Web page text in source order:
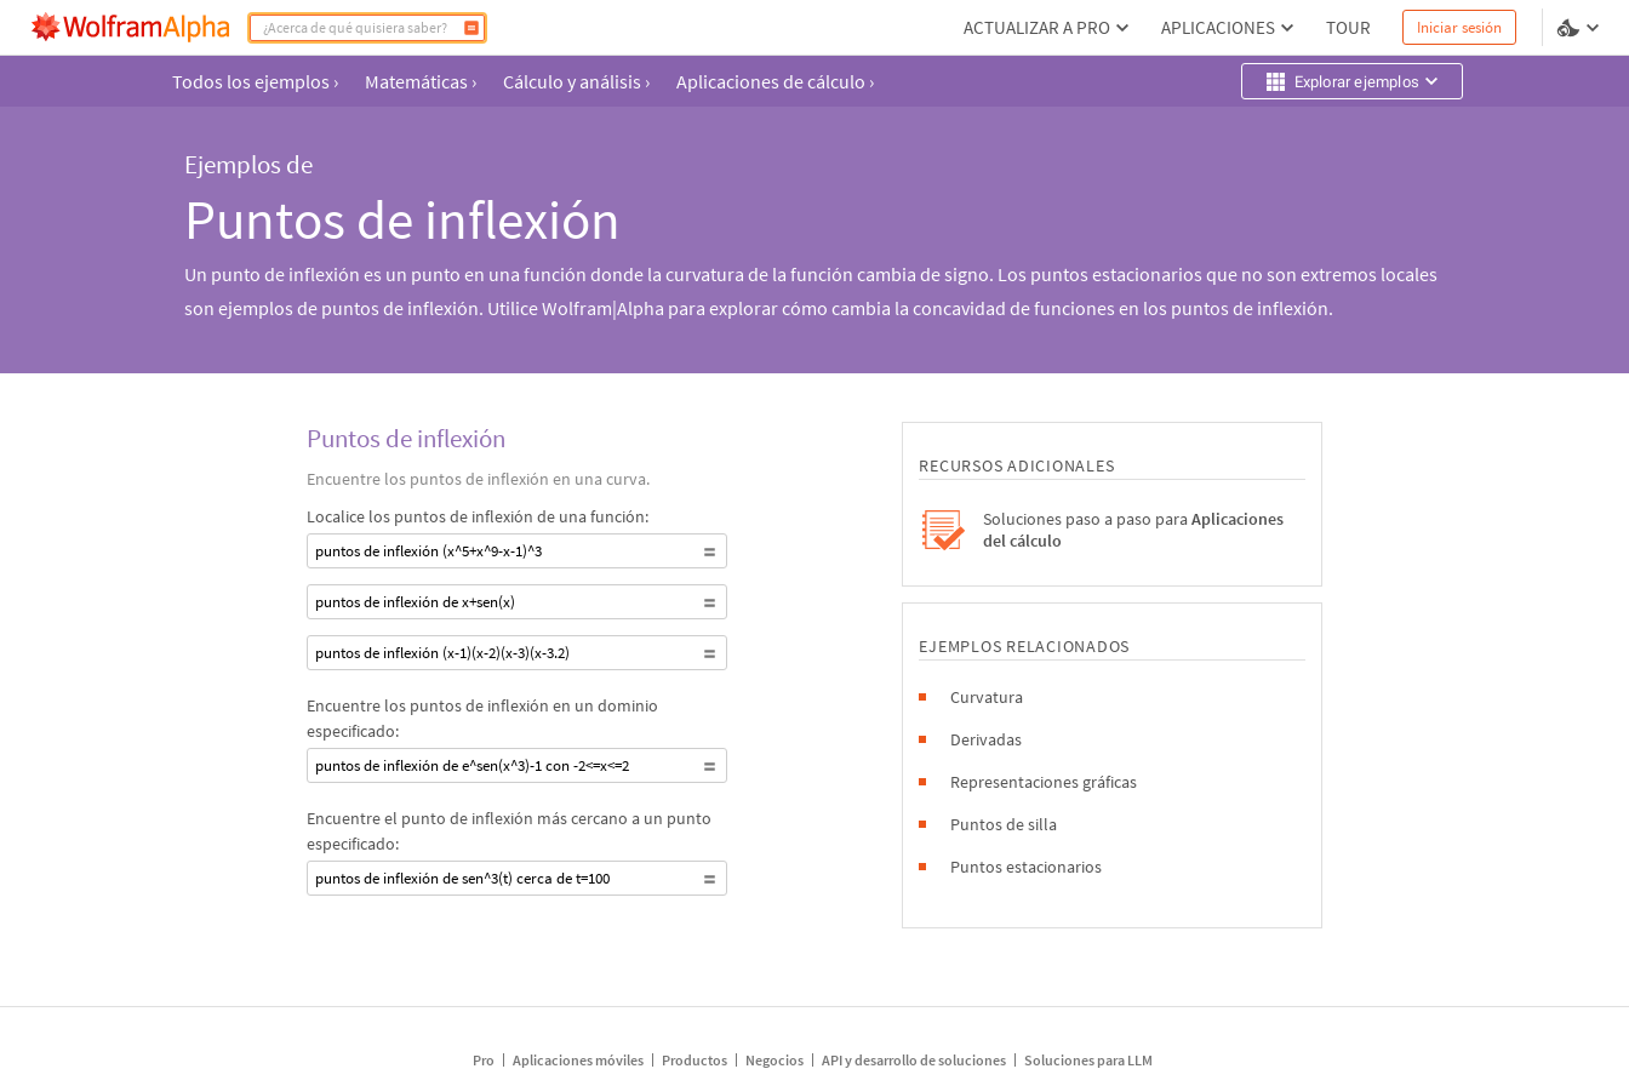
ACTUALIZAR A PRO APLICACIONES TOUR Iniciar sesión
Todos los ejemplos › Matemáticas › Cálculo y análisis › Aplicaciones de cálculo › Explorar ejemplos
Ejemplos de
Puntos de inflexión
Un punto de inflexión es un punto en una función donde la curvatura de la función cambia de signo. Los puntos estacionarios que no son extremos locales
son ejemplos de puntos de inflexión. Utilice Wolfram|Alpha para explorar cómo cambia la concavidad de funciones en los puntos de inflexión.
Puntos de inflexión
Encuentre los puntos de inflexión en una curva.
Localice los puntos de inflexión de una función:
puntos de inflexión (x^5+x^9-x-1)^3
puntos de inflexión de x+sen(x)
puntos de inflexión (x-1)(x-2)(x-3)(x-3.2)
Encuentre los puntos de inflexión en un dominio
especificado:
puntos de inflexión de e^sen(x^3)-1 con -2<=x<=2
Encuentre el punto de inflexión más cercano a un punto
especificado:
puntos de inflexión de sen^3(t) cerca de t=100
RECURSOS ADICIONALES
Soluciones paso a paso paraAplicaciones
del cálculo
EJEMPLOS RELACIONADOS
Curvatura
Derivadas
Representaciones gráficas
Puntos de silla
Puntos estacionarios
Pro Aplicaciones móviles Productos Negocios API y desarrollo de soluciones Soluciones para LLM